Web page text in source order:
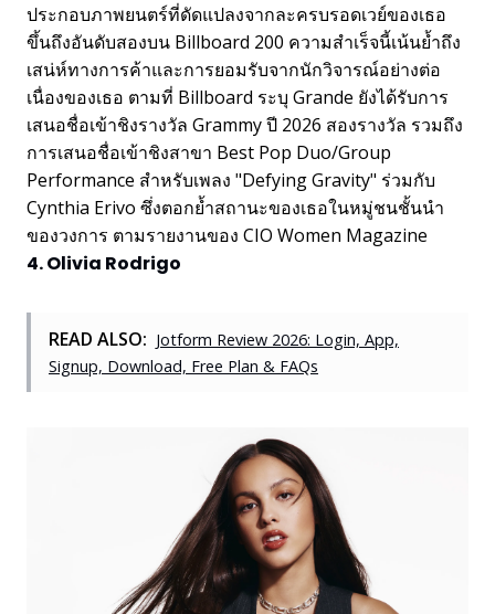
ประกอบภาพยนตร์ที่ดัดแปลงจากละครบรอดเวย์ของเธอ
ขึ้นถึงอันดับสองบน Billboard 200 ความสำเร็จนี้เน้นย้ำถึง
เสน่ห์ทางการค้าและการยอมรับจากนักวิจารณ์อย่างต่อ
เนื่องของเธอ ตามที่ Billboard ระบุ Grande ยังได้รับการ
เสนอชื่อเข้าชิงรางวัล Grammy ปี 2026 สองรางวัล รวมถึง
การเสนอชื่อเข้าชิงสาขา Best Pop Duo/Group
Performance สำหรับเพลง "Defying Gravity" ร่วมกับ
Cynthia Erivo ซึ่งตอกย้ำสถานะของเธอในหมู่ชนชั้นนำ
ของวงการ ตามรายงานของ CIO Women Magazine
4. Olivia Rodrigo
READ ALSO: Jotform Review 2026: Login, App,
Signup, Download, Free Plan & FAQs